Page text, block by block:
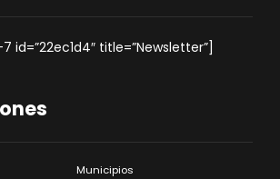
title=”Newsletter”]
Municipios